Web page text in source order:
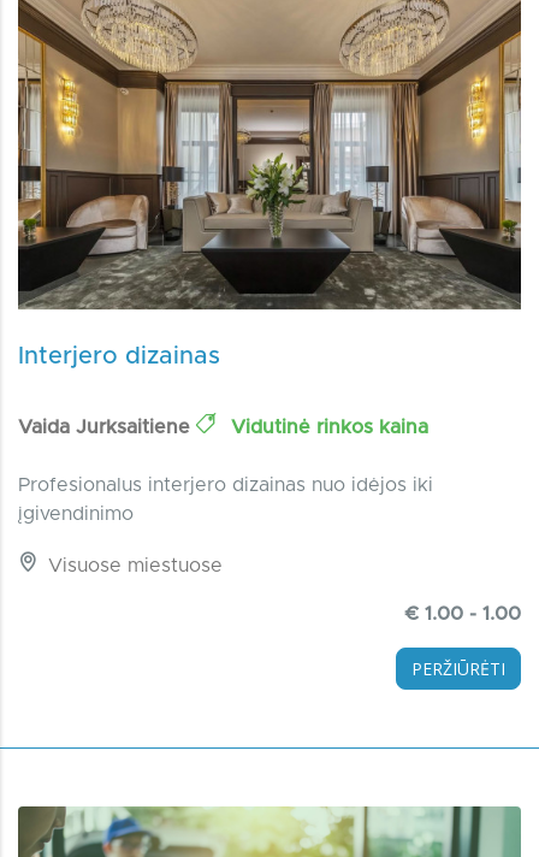
Interjero dizainas
Vaida Jurksaitiene Vidutinė rinkos kaina
Profesionalus interjero dizainas nuo idėjos iki
įgivendinimo
Visuose miestuose
€ 1.00 - 1.00
PERŽIŪRĖTI